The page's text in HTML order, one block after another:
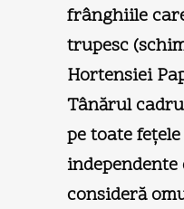
frânghiile
trupesc
Hortensiei
Tânărul
pe toate
independente
consideră